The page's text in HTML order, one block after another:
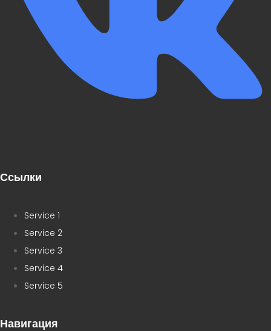
Ссылки
Service 1
Service 2
Service 3
Service 4
Service 5
Навигация